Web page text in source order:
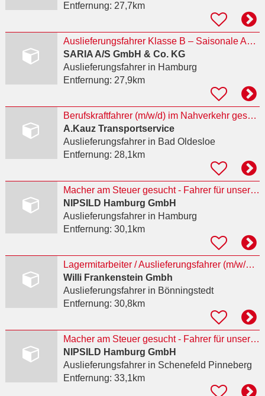
Entfernung: 27,7km
Auslieferungsfahrer Klasse B – Saisonale Aushilfe (m/w/d)
SARIA A/S GmbH & Co. KG
Auslieferungsfahrerin Hamburg
Entfernung: 27,9km
Berufskraftfahrer (m/w/d) im Nahverkehr gesucht
A.Kauz Transportservice
Auslieferungsfahrerin Bad Oldesloe
Entfernung: 28,1km
Macher am Steuer gesucht - Fahrer für unsere Zuschnitte, deutschlandweite Auslieferungen, (m/w/d)
NIPSILD Hamburg GmbH
Auslieferungsfahrerin Hamburg
Entfernung: 30,1km
Lagermitarbeiter / Auslieferungsfahrer (m/w/d) in Vollzeit 34 - 38 Std. / Woche
Willi Frankenstein Gmbh
Auslieferungsfahrerin Bönningstedt
Entfernung: 30,8km
Macher am Steuer gesucht - Fahrer für unsere Zuschnitte, deutschlandweite Auslieferungen, (m/w/d)
NIPSILD Hamburg GmbH
Auslieferungsfahrerin Schenefeld Pinneberg
Entfernung: 33,1km